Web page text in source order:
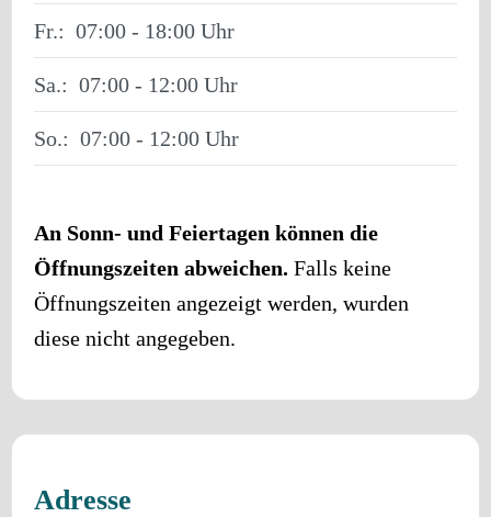
Fr.: 07:00 - 18:00
Sa.: 07:00 - 12:00
So.: 07:00 - 12:00
An Sonn- und Feiertagen können die
Öffnungszeiten abweichen. Falls keine
Öffnungszeiten angezeigt werden, wurden
diese nicht angegeben.
Adresse